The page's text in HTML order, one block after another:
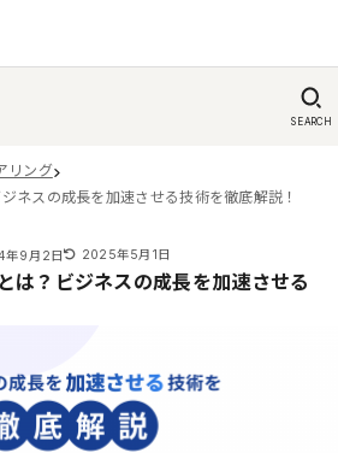
SEARCH
リング
ネスの成長を加速させる技術を徹底解説！
年9月2日 2025年5月1日
は？ビジネスの成長を加速させる